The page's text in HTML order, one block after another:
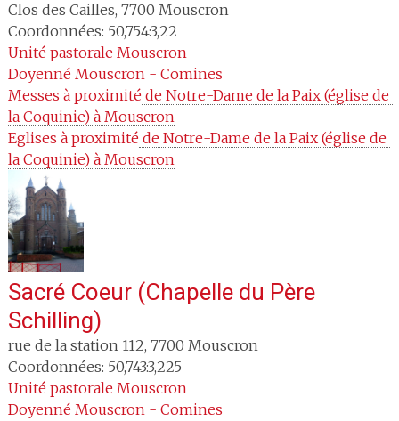
Clos des Cailles, 7700 Mouscron
Coordonnées: 50,754:3,22
Unité pastorale Mouscron
Doyenné Mouscron - Comines
Messes à proximité de Notre-Dame de la Paix (église de
la Coquinie) à Mouscron
Eglises à proximité de Notre-Dame de la Paix (église de
la Coquinie) à Mouscron
Sacré Coeur (Chapelle du Père
Schilling)
rue de la station 112, 7700 Mouscron
Coordonnées: 50,743:3,225
Unité pastorale Mouscron
Doyenné Mouscron - Comines